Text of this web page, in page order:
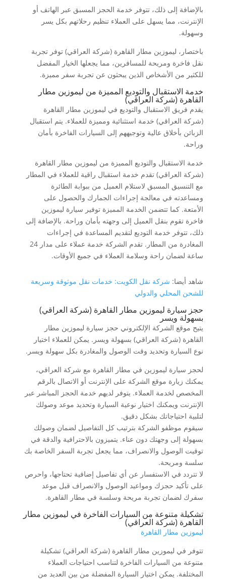
بالإضافة إلى ذلك، تتوفر خدمة الحجز المسبق عبر الهاتف أو
الإنترنت، مما يسهل على العملاء تنظيم رحلاتهم بكل يسر
وسهولة.
باختصار، ليموزين مطار القاهرة (شركة العراقي) توفر تجربة
نقل فاخرة ومريحة للمسافرين، مما يجعلها الخيار المفضل
للكثير من الأشخاص الذين يبحثون عن تجربة سفر مميزة.
خدمة الاستقبال والتوديع المميزة من ليموزين مطار
القاهرة (شركة العراقي)
يقدم فريق الاستقبال والتوديع في ليموزين مطار القاهرة
(شركة العراقي) خدمة استثنائية ومميزة للعملاء. يتم استقبال
الزبائن بأخلاق عالية وتوجيههم إلى السيارات الفاخرة بأمان
وراحة.
خدمة الاستقبال والتوديع المميزة من ليموزين مطار القاهرة
(شركة العراقي) تقدم خدمة استقبال راقية للعملاء في المطار
مع التنسيق المسبق لاستلام العميل من ببوابة الطائرة
ومساعدته في معالجة إجراءات الجمارك والحصول على
الأمتعة. كما تتضمن الخدمة المميزة توفير سيارة ليموزين
فاخرة تقوم بنقل العميل إلى وجهته بأمان وراحة. بالإضافة إلى
ذلك، تتوفر خدمة التوديع لتقديم المساعدة في إجراءات
المغادرة من المطار. تقدم الشركة خدمة عملاء على مدار 24
ساعة لضمان راحة وسلامة العملاء في جميع الأوقات.
شاهد أيضا: شركة نقل الكويت: خدمات نقل موثوقة وسريعة
للشحن المحلي والدولي
حجز سيارة ليموزين مطار القاهرة (شركة العراقي)
بسهولة ويسر
يتيح موقع الشركة الإلكتروني حجز سيارة ليموزين مطار
القاهرة (شركة العراقي) بسهولة ويسر. يمكن للعملاء اختيار
نوع السيارة وتحديد وقت الوصول والمغادرة بكل سهولة ويسر.
لحجز سيارة ليموزين في مطار القاهرة مع شركة العراقي،
يمكنك زيارة موقع الشركة على الإنترنت أو الاتصال بالرقم
المخصص لخدمة العملاء. يتوفر لديهم خدمة الحجز المباشر عبر
الإنترنت ويمكنك اختيار نوعية السيارة وتحديد موعد وصولك
لتلبية احتياجاتك بشكل دقيق.
سيقوم موظفو الشركة بترتيب كل التفاصيل لضمان وصولك
بسهولة إلى وجهتك دون عناء. يتميزون بالاحترافية والدقة في
توقيت الوصول والانصراف، مما يجعل تجربة السفر الخاصة بك
سلسة ومريحة.
لا تتردد في الاستفسار عن أي تفاصيل إضافية تحتاجها، واحرص
على تأكيد حجزك ومواعيد الوصول والانصراف قبل موعد
سفرك لضمان تجربة مريحة وسلسة في مطار القاهرة.
تشكيلة متنوعة من السيارات الفاخرة في ليموزين مطار
القاهرة (شركة العراقي)
ليموزين مطار القاهرة
تتوفر في ليموزين مطار القاهرة (شركة العراقي) تشكيلة
متنوعة من السيارات الفاخرة لتناسب احتياجات العملاء
المختلفة. يمكن اختيار السيارة المفضلة من بين العديد من